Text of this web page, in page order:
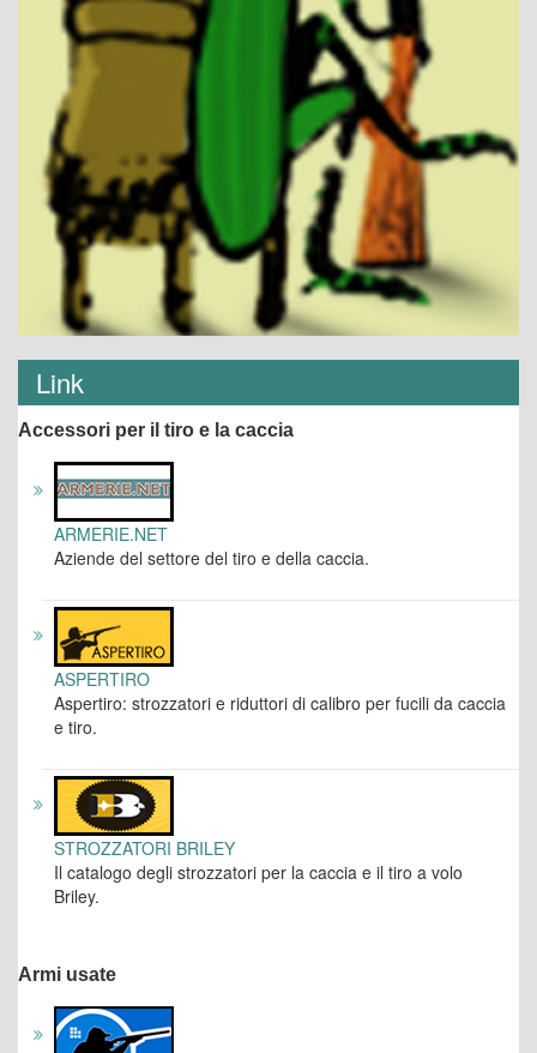
Link
Accessori per il tiro e la caccia
ARMERIE.NET
Aziende del settore del tiro e della caccia.
ASPERTIRO
Aspertiro: strozzatori e riduttori di calibro per fucili da caccia
e tiro.
STROZZATORI BRILEY
Il catalogo degli strozzatori per la caccia e il tiro a volo
Briley.
Armi usate